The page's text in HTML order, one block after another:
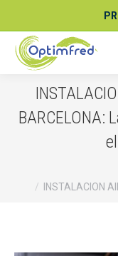
BARCELONA:
INSTALACION